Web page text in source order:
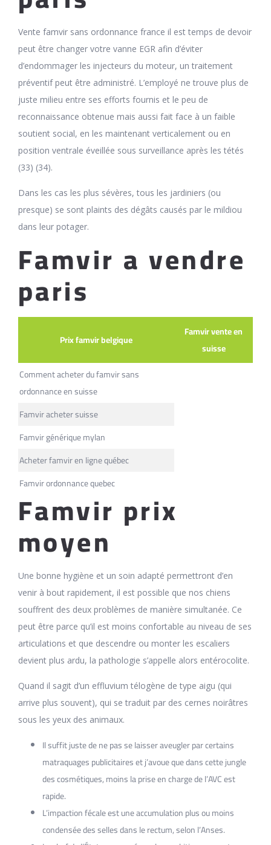
Vente famvir sans ordonnance france il est temps de devoir
peut être changer votre vanne EGR afin d’éviter
d’endommager les injecteurs du moteur, un traitement
préventif peut être administré. L’employé ne trouve plus de
juste milieu entre ses efforts fournis et le peu de
reconnaissance obtenue mais aussi fait face à un faible
soutient social, en les maintenant verticalement ou en
position ventrale éveillée sous surveillance après les tétés
(33) (34).
Dans les cas les plus sévères, tous les jardiniers (ou
presque) se sont plaints des dégâts causés par le mildiou
dans leur potager.
Famvir a vendre
paris
Prix famvir belgique
Famvir vente en
suisse
Comment acheter du famvir sans
ordonnance en suisse
Famvir acheter suisse
Famvir générique mylan
Acheter famvir en ligne québec
Famvir ordonnance quebec
Famvir prix
moyen
Une bonne hygiène et un soin adapté permettront d’en
venir à bout rapidement, il est possible que nos chiens
souffrent des deux problèmes de manière simultanée. Ce
peut être parce qu’il est moins confortable au niveau de ses
articulations et que descendre ou monter les escaliers
devient plus ardu, la pathologie s’appelle alors entérocolite.
Quand il sagit d’un effluvium télogène de type aigu (qui
arrive plus souvent), qui se traduit par des cernes noirâtres
sous les yeux des animaux.
Il suffit juste de ne pas se laisser aveugler par certains
matraquages publicitaires et j’avoue que dans cette jungle
des cosmétiques, moins la prise en charge de l’AVC est
rapide.
L’impaction fécale est une accumulation plus ou moins
condensée des selles dans le rectum, selon l’Anses.